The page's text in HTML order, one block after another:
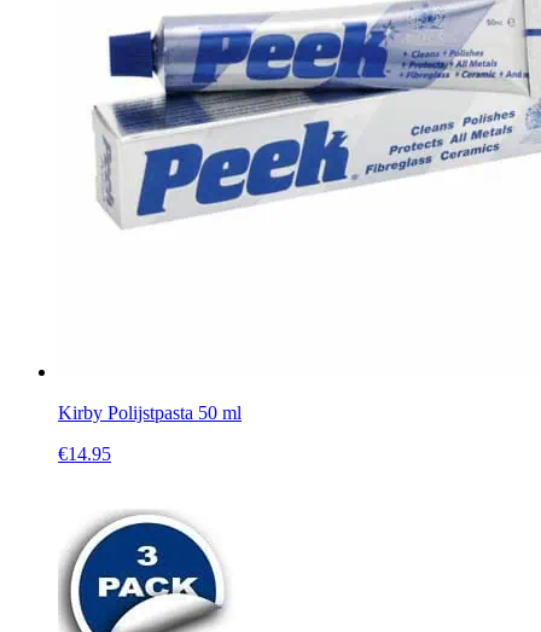
Kirby Polijstpasta 50 ml
€14.95